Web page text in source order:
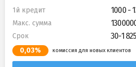
1й кредит 1000 -
Макс. сумма
Срок 30-1
0,03% комиссия для новых клиентов